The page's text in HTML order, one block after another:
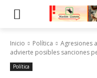
Inicio Política
Agresiones
advierte posibles sanciones
Política